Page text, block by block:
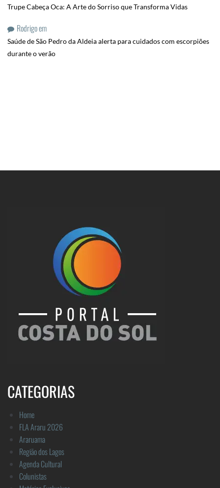
Trupe Cabeça Oca: A Arte do Sorriso que Transforma Vidas
Rodrigoem
Saúde de São Pedro da Aldeia alerta para cuidados com escorpiões
durante o verão
CATEGORIAS
Home
FLA Araru 2026
Araruama
Região dos Lagos
Agenda Cultural
Colunistas